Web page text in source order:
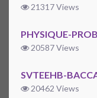
21317 Views
PHYSIQUE-
20587 Views
SVTEEHB-
20462 Views